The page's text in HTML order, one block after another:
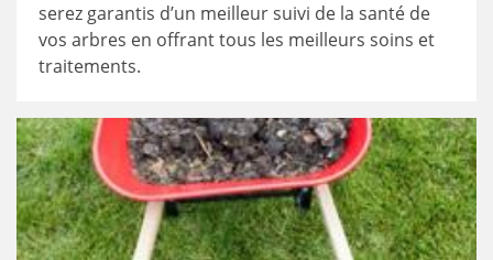
serez garantis d’un meilleur suivi de la santé de
vos arbres en offrant tous les meilleurs soins et
traitements.